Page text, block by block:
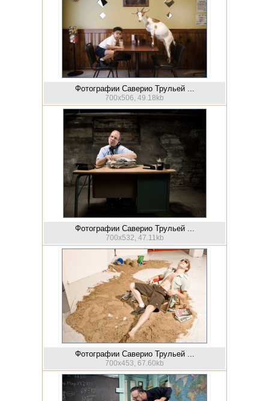
Фотографии Саверио Трульей ...
700x506, 49.18kb
Фотографии Саверио Трульей ...
700x532, 47.11kb
Фотографии Саверио Трульей ...
700x453, 67.60kb